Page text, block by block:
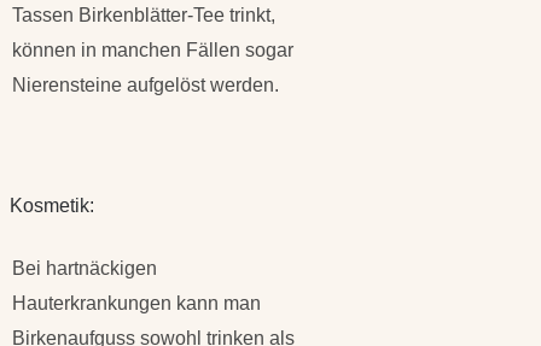
Tassen Birkenblätter-Tee trinkt,
können in manchen Fällen sogar
Nierensteine aufgelöst werden.
Kosmetik:
Bei hartnäckigen
Hauterkrankungen kann man
Birkenaufguss sowohl trinken als